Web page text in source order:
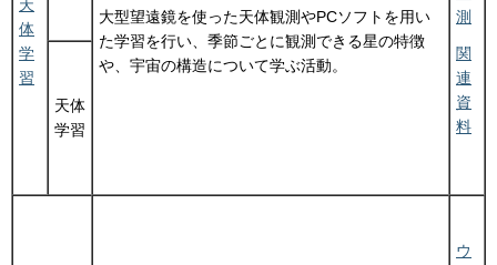
天
体
学
習
大型望遠鏡を使った天体観測やPCソフトを用い
た学習を行い、季節ごとに観測できる星の特徴
や、宇宙の構造について学ぶ活動。
測
関
連
資
料
天体
学習
ウ